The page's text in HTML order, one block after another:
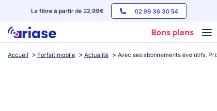
La fibre à partir de 22,99€ 02 99 36 30 54
Bons plans
Box internet
Accueil Forfait mobile Actualité Avec ses abonnements évolutifs,